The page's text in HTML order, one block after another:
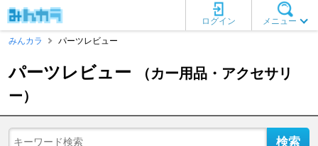
メニュー
ログイン
みんカラ
パーツレビュー
パーツレビュー
（カー用品・アクセサリ
ー）